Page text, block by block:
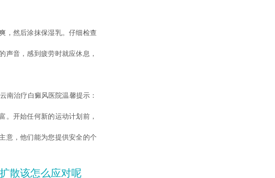
然后涂抹保湿乳。仔细检查
声音，感到疲劳时就应休息，
治疗白癜风医院温馨提示：
。开始任何新的运动计划前，
意，他们能为您提供安全的个
散该怎么应对呢